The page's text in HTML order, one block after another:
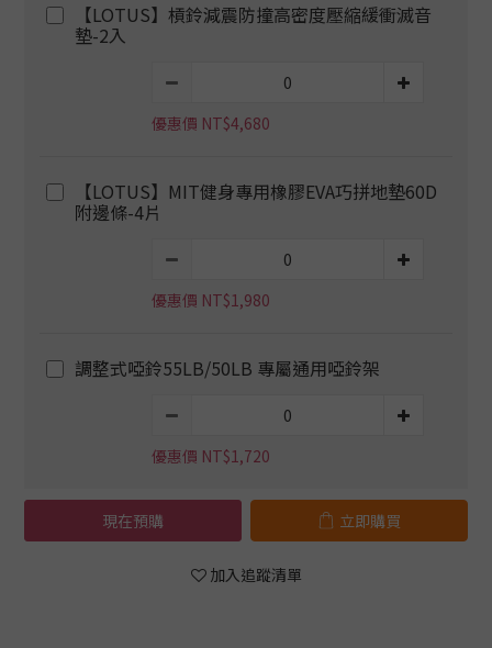
【LOTUS】槓鈴減震防撞高密度壓縮緩衝滅音
墊-2入
優惠價 NT$4,680
【LOTUS】MIT健身專用橡膠EVA巧拼地墊60D
附邊條-4片
優惠價 NT$1,980
調整式啞鈴55LB/50LB 專屬通用啞鈴架
優惠價 NT$1,720
現在預購 立即購買
加入追蹤清單